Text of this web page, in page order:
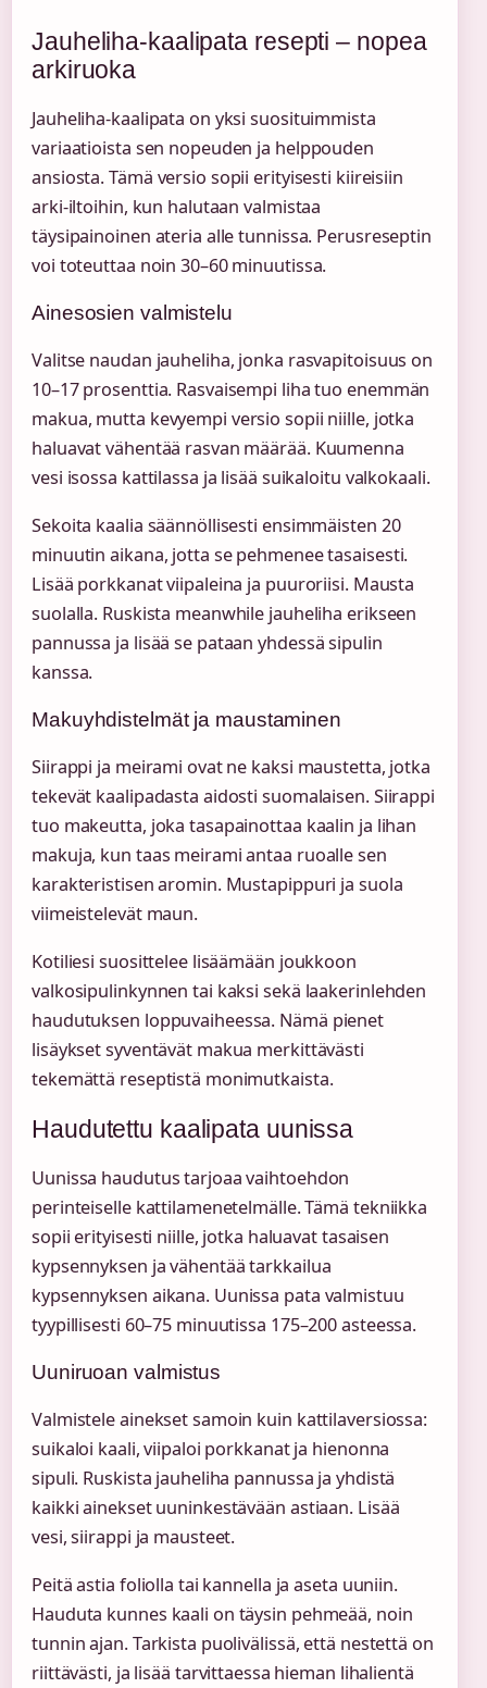
Jauheliha-kaalipata resepti – nopea
arkiruoka
Jauheliha-kaalipata on yksi suosituimmista
variaatioista sen nopeuden ja helppouden
ansiosta. Tämä versio sopii erityisesti kiireisiin
arki-iltoihin, kun halutaan valmistaa
täysipainoinen ateria alle tunnissa. Perusreseptin
voi toteuttaa noin 30–60 minuutissa.
Ainesosien valmistelu
Valitse naudan jauheliha, jonka rasvapitoisuus on
10–17 prosenttia. Rasvaisempi liha tuo enemmän
makua, mutta kevyempi versio sopii niille, jotka
haluavat vähentää rasvan määrää. Kuumenna
vesi isossa kattilassa ja lisää suikaloitu valkokaali.
Sekoita kaalia säännöllisesti ensimmäisten 20
minuutin aikana, jotta se pehmenee tasaisesti.
Lisää porkkanat viipaleina ja puuroriisi. Mausta
suolalla. Ruskista meanwhile jauheliha erikseen
pannussa ja lisää se pataan yhdessä sipulin
kanssa.
Makuyhdistelmät ja maustaminen
Siirappi ja meirami ovat ne kaksi maustetta, jotka
tekevät kaalipadasta aidosti suomalaisen. Siirappi
tuo makeutta, joka tasapainottaa kaalin ja lihan
makuja, kun taas meirami antaa ruoalle sen
karakteristisen aromin. Mustapippuri ja suola
viimeistelevät maun.
Kotiliesi suosittelee lisäämään joukkoon
valkosipulinkynnen tai kaksi sekä laakerinlehden
haudutuksen loppuvaiheessa. Nämä pienet
lisäykset syventävät makua merkittävästi
tekemättä reseptistä monimutkaista.
Haudutettu kaalipata uunissa
Uunissa haudutus tarjoaa vaihtoehdon
perinteiselle kattilamenetelmälle. Tämä tekniikka
sopii erityisesti niille, jotka haluavat tasaisen
kypsennyksen ja vähentää tarkkailua
kypsennyksen aikana. Uunissa pata valmistuu
tyypillisesti 60–75 minuutissa 175–200 asteessa.
Uuniruoan valmistus
Valmistele ainekset samoin kuin kattilaversiossa:
suikaloi kaali, viipaloi porkkanat ja hienonna
sipuli. Ruskista jauheliha pannussa ja yhdistä
kaikki ainekset uuninkestävään astiaan. Lisää
vesi, siirappi ja mausteet.
Peitä astia foliolla tai kannella ja aseta uuniin.
Hauduta kunnes kaali on täysin pehmeää, noin
tunnin ajan. Tarkista puolivälissä, että nestettä on
riittävästi, ja lisää tarvittaessa hieman lihalientä